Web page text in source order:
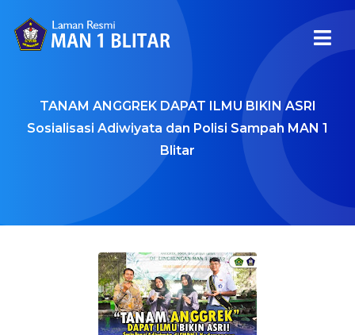
TANAM ANGGREK DAPAT ILMU BIKIN ASRI
Sosialisasi Adiwiyata dan Polisi Sampah MAN 1
Blitar